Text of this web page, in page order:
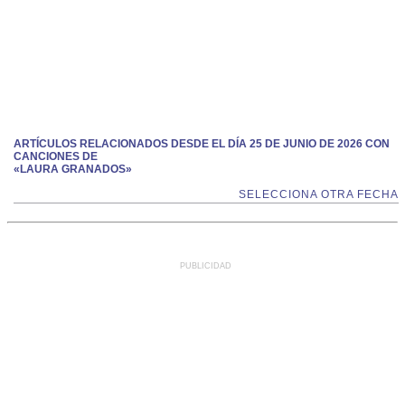
ARTÍCULOS RELACIONADOS DESDE EL DÍA 25 DE JUNIO DE 2026 CON
CANCIONES DE
«LAURA GRANADOS»
SELECCIONA OTRA FECHA
PUBLICIDAD